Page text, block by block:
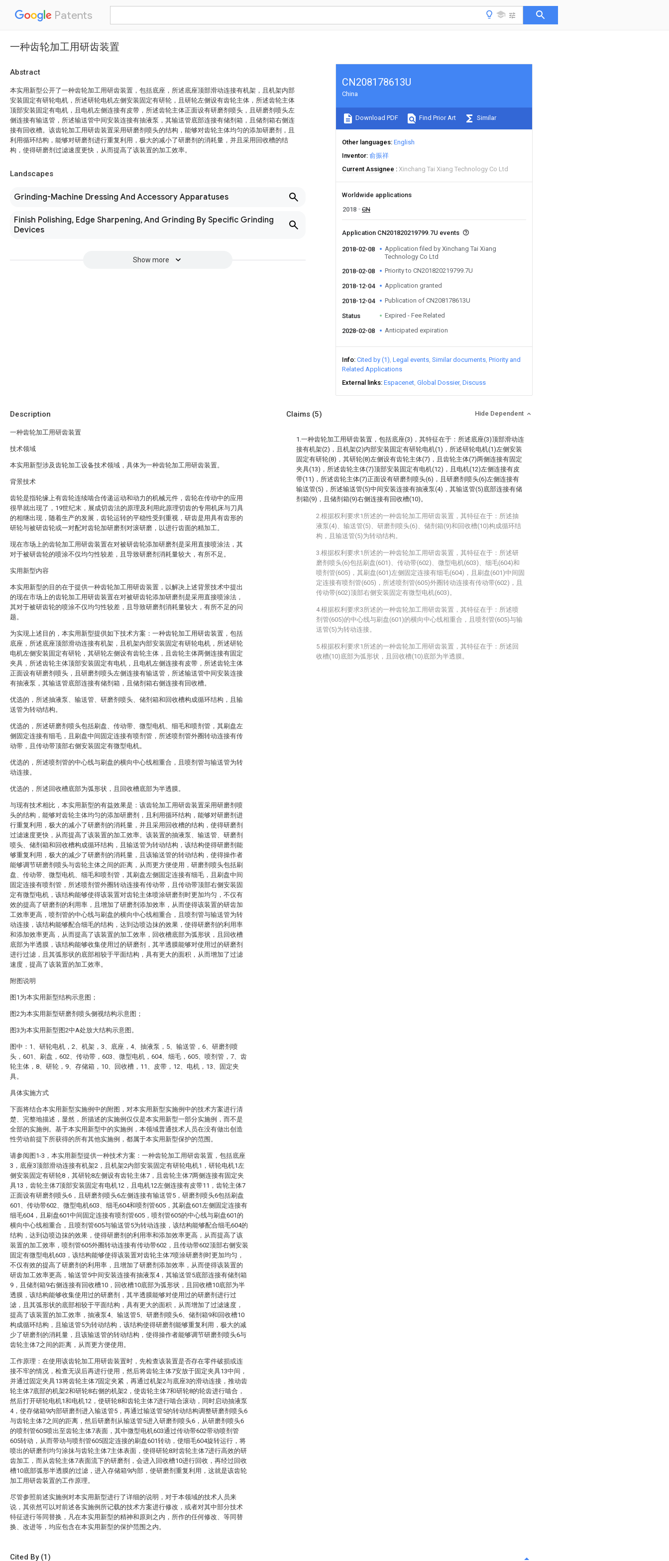
Patents
一种齿轮加工用研齿装置
Abstract
本实用新型公开了一种齿轮加工用研齿装置，包括底座，所述底座顶部滑动连接有机架，且机架内部
安装固定有研轮电机，所述研轮电机左侧安装固定有研轮，且研轮左侧设有齿轮主体，所述齿轮主体
顶部安装固定有电机，且电机左侧连接有皮带，所述齿轮主体正面设有研磨剂喷头，且研磨剂喷头左
侧连接有输送管，所述输送管中间安装连接有抽液泵，其输送管底部连接有储剂箱，且储剂箱右侧连
接有回收槽。该齿轮加工用研齿装置采用研磨剂喷头的结构，能够对齿轮主体均匀的添加研磨剂，且
利用循环结构，能够对研磨剂进行重复利用，极大的减小了研磨剂的消耗量，并且采用回收槽的结
构，使得研磨剂过滤速度更快，从而提高了该装置的加工效率。
Landscapes
Grinding-Machine Dressing And Accessory Apparatuses
Finish Polishing, Edge Sharpening, And Grinding By Specific Grinding
Devices
Show more
CN208178613U
China
Download PDF Find Prior Art Similar
Other languages English
Inventor 俞振祥
Current Assignee
Xinchang Tai Xiang Technology Co Ltd
Worldwide applications
2018
CN
Application CN201820219799.7U events
2018-02-08
Application filed by Xinchang Tai Xiang
Technology Co Ltd
2018-02-08
Priority to CN201820219799.7U
2018-12-04 Application granted
2018-12-04 Publication of CN208178613U
Status Expired - Fee Related
2028-02-08 Anticipated expiration
Info Cited by (1) Legal events Similar documents Priority and
Related Applications
External links Espacenet Global Dossier Discuss
Description
一种齿轮加工用研齿装置
技术领域
本实用新型涉及齿轮加工设备技术领域，具体为一种齿轮加工用研齿装置。
背景技术
齿轮是指轮缘上有齿轮连续啮合传递运动和动力的机械元件，齿轮在传动中的应用
很早就出现了，19世纪末，展成切齿法的原理及利用此原理切齿的专用机床与刀具
的相继出现，随着生产的发展，齿轮运转的平稳性受到重视，研齿是用具有齿形的
研轮与被研齿轮或一对配对齿轮加研磨剂对滚研磨，以进行齿面的精加工。
现在市场上的齿轮加工用研齿装置在对被研齿轮添加研磨剂是采用直接喷涂法，其
对于被研齿轮的喷涂不仅均匀性较差，且导致研磨剂消耗量较大，有所不足。
实用新型内容
本实用新型的目的在于提供一种齿轮加工用研齿装置，以解决上述背景技术中提出
的现在市场上的齿轮加工用研齿装置在对被研齿轮添加研磨剂是采用直接喷涂法，
其对于被研齿轮的喷涂不仅均匀性较差，且导致研磨剂消耗量较大，有所不足的问
题。
为实现上述目的，本实用新型提供如下技术方案：一种齿轮加工用研齿装置，包括
底座，所述底座顶部滑动连接有机架，且机架内部安装固定有研轮电机，所述研轮
电机左侧安装固定有研轮，其研轮左侧设有齿轮主体，且齿轮主体两侧连接有固定
夹具，所述齿轮主体顶部安装固定有电机，且电机左侧连接有皮带，所述齿轮主体
正面设有研磨剂喷头，且研磨剂喷头左侧连接有输送管，所述输送管中间安装连接
有抽液泵，其输送管底部连接有储剂箱，且储剂箱右侧连接有回收槽。
优选的，所述抽液泵、输送管、研磨剂喷头、储剂箱和回收槽构成循环结构，且输
送管为转动结构。
优选的，所述研磨剂喷头包括刷盘、传动带、微型电机、细毛和喷剂管，其刷盘左
侧固定连接有细毛，且刷盘中间固定连接有喷剂管，所述喷剂管外圈转动连接有传
动带，且传动带顶部右侧安装固定有微型电机。
优选的，所述喷剂管的中心线与刷盘的横向中心线相重合，且喷剂管与输送管为转
动连接。
优选的，所述回收槽底部为弧形状，且回收槽底部为半透膜。
与现有技术相比，本实用新型的有益效果是：该齿轮加工用研齿装置采用研磨剂喷
头的结构，能够对齿轮主体均匀的添加研磨剂，且利用循环结构，能够对研磨剂进
行重复利用，极大的减小了研磨剂的消耗量，并且采用回收槽的结构，使得研磨剂
过滤速度更快，从而提高了该装置的加工效率。该装置的抽液泵、输送管、研磨剂
喷头、储剂箱和回收槽构成循环结构，且输送管为转动结构，该结构使得研磨剂能
够重复利用，极大的减少了研磨剂的消耗量，且该输送管的转动结构，使得操作者
能够调节研磨剂喷头与齿轮主体之间的距离，从而更方便使用，研磨剂喷头包括刷
盘、传动带、微型电机、细毛和喷剂管，其刷盘左侧固定连接有细毛，且刷盘中间
固定连接有喷剂管，所述喷剂管外圈转动连接有传动带，且传动带顶部右侧安装固
定有微型电机，该结构能够使得该装置对齿轮主体喷涂研磨剂时更加均匀，不仅有
效的提高了研磨剂的利用率，且增加了研磨剂添加效率，从而使得该装置的研齿加
工效率更高，喷剂管的中心线与刷盘的横向中心线相重合，且喷剂管与输送管为转
动连接，该结构能够配合细毛的结构，达到边喷边抹的效果，使得研磨剂的利用率
和添加效率更高，从而提高了该装置的加工效率，回收槽底部为弧形状，且回收槽
底部为半透膜，该结构能够收集使用过的研磨剂，其半透膜能够对使用过的研磨剂
进行过滤，且其弧形状的底部相较于平面结构，具有更大的面积，从而增加了过滤
速度，提高了该装置的加工效率。
附图说明
图1为本实用新型结构示意图；
图2为本实用新型研磨剂喷头侧视结构示意图；
图3为本实用新型图2中A处放大结构示意图。
图中：1、研轮电机，2、机架，3、底座，4、抽液泵，5、输送管，6、研磨剂喷
头，601、刷盘，602、传动带，603、微型电机，604、细毛，605、喷剂管，7、齿
轮主体，8、研轮，9、存储箱，10、回收槽，11、皮带，12、电机，13、固定夹
具。
具体实施方式
下面将结合本实用新型实施例中的附图，对本实用新型实施例中的技术方案进行清
楚、完整地描述，显然，所描述的实施例仅仅是本实用新型一部分实施例，而不是
全部的实施例。基于本实用新型中的实施例，本领域普通技术人员在没有做出创造
性劳动前提下所获得的所有其他实施例，都属于本实用新型保护的范围。
请参阅图1-3，本实用新型提供一种技术方案：一种齿轮加工用研齿装置，包括底座
3，底座3顶部滑动连接有机架2，且机架2内部安装固定有研轮电机1，研轮电机1左
侧安装固定有研轮8，其研轮8左侧设有齿轮主体7，且齿轮主体7两侧连接有固定夹
具13，齿轮主体7顶部安装固定有电机12，且电机12左侧连接有皮带11，齿轮主体7
正面设有研磨剂喷头6，且研磨剂喷头6左侧连接有输送管5，研磨剂喷头6包括刷盘
601、传动带602、微型电机603、细毛604和喷剂管605，其刷盘601左侧固定连接有
细毛604，且刷盘601中间固定连接有喷剂管605，喷剂管605的中心线与刷盘601的
横向中心线相重合，且喷剂管605与输送管5为转动连接，该结构能够配合细毛604的
结构，达到边喷边抹的效果，使得研磨剂的利用率和添加效率更高，从而提高了该
装置的加工效率，喷剂管605外圈转动连接有传动带602，且传动带602顶部右侧安装
固定有微型电机603，该结构能够使得该装置对齿轮主体7喷涂研磨剂时更加均匀，
不仅有效的提高了研磨剂的利用率，且增加了研磨剂添加效率，从而使得该装置的
研齿加工效率更高，输送管5中间安装连接有抽液泵4，其输送管5底部连接有储剂箱
9，且储剂箱9右侧连接有回收槽10，回收槽10底部为弧形状，且回收槽10底部为半
透膜，该结构能够收集使用过的研磨剂，其半透膜能够对使用过的研磨剂进行过
滤，且其弧形状的底部相较于平面结构，具有更大的面积，从而增加了过滤速度，
提高了该装置的加工效率，抽液泵4、输送管5、研磨剂喷头6、储剂箱9和回收槽10
构成循环结构，且输送管5为转动结构，该结构使得研磨剂能够重复利用，极大的减
少了研磨剂的消耗量，且该输送管的转动结构，使得操作者能够调节研磨剂喷头6与
齿轮主体7之间的距离，从而更方便使用。
工作原理：在使用该齿轮加工用研齿装置时，先检查该装置是否存在零件破损或连
接不牢的情况，检查无误后再进行使用，然后将齿轮主体7安放于固定夹具13中间，
并通过固定夹具13将齿轮主体7固定夹紧，再通过机架2与底座3的滑动连接，推动齿
轮主体7底部的机架2和研轮8右侧的机架2，使齿轮主体7和研轮8的轮齿进行啮合，
然后打开研轮电机1和电机12，使研轮8和齿轮主体7进行啮合滚动，同时启动抽液泵
4，使存储箱9内部研磨剂进入输送管5，再通过输送管5的转动结构调整研磨剂喷头6
与齿轮主体7之间的距离，然后研磨剂从输送管5进入研磨剂喷头6，从研磨剂喷头6
的喷剂管605喷出至齿轮主体7表面，其中微型电机603通过传动带602带动喷剂管
605转动，从而带动与喷剂管605固定连接的刷盘601转动，使细毛604旋转运行，将
喷出的研磨剂均匀涂抹与齿轮主体7主体表面，使得研轮8对齿轮主体7进行高效的研
齿加工，而从齿轮主体7表面流下的研磨剂，会进入回收槽10进行回收，再经过回收
槽10底部弧形半透膜的过滤，进入存储箱9内部，使研磨剂重复利用，这就是该齿轮
加工用研齿装置的工作原理。
尽管参照前述实施例对本实用新型进行了详细的说明，对于本领域的技术人员来
说，其依然可以对前述各实施例所记载的技术方案进行修改，或者对其中部分技术
特征进行等同替换，凡在本实用新型的精神和原则之内，所作的任何修改、等同替
换、改进等，均应包含在本实用新型的保护范围之内。
Claims (5) Hide Dependent
1.一种齿轮加工用研齿装置，包括底座(3)，其特征在于：所述底座(3)顶部滑动连
接有机架(2)，且机架(2)内部安装固定有研轮电机(1)，所述研轮电机(1)左侧安装
固定有研轮(8)，其研轮(8)左侧设有齿轮主体(7)，且齿轮主体(7)两侧连接有固定
夹具(13)，所述齿轮主体(7)顶部安装固定有电机(12)，且电机(12)左侧连接有皮
带(11)，所述齿轮主体(7)正面设有研磨剂喷头(6)，且研磨剂喷头(6)左侧连接有
输送管(5)，所述输送管(5)中间安装连接有抽液泵(4)，其输送管(5)底部连接有储
剂箱(9)，且储剂箱(9)右侧连接有回收槽(10)。
2.根据权利要求1所述的一种齿轮加工用研齿装置，其特征在于：所述抽
液泵(4)、输送管(5)、研磨剂喷头(6)、储剂箱(9)和回收槽(10)构成循环结
构，且输送管(5)为转动结构。
3.根据权利要求1所述的一种齿轮加工用研齿装置，其特征在于：所述研
磨剂喷头(6)包括刷盘(601)、传动带(602)、微型电机(603)、细毛(604)和
喷剂管(605)，其刷盘(601)左侧固定连接有细毛(604)，且刷盘(601)中间固
定连接有喷剂管(605)，所述喷剂管(605)外圈转动连接有传动带(602)，且
传动带(602)顶部右侧安装固定有微型电机(603)。
4.根据权利要求3所述的一种齿轮加工用研齿装置，其特征在于：所述喷
剂管(605)的中心线与刷盘(601)的横向中心线相重合，且喷剂管(605)与输
送管(5)为转动连接。
5.根据权利要求1所述的一种齿轮加工用研齿装置，其特征在于：所述回
收槽(10)底部为弧形状，且回收槽(10)底部为半透膜。
Cited By (1)